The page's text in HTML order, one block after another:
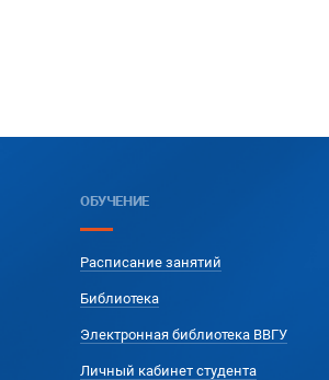
ОБУЧЕНИЕ
Расписание занятий
Библиотека
Электронная библиотека ВВГУ
Личный кабинет студента